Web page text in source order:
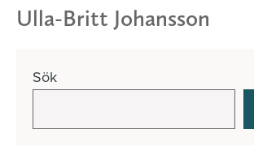
Ulla-Britt Johansson
Sök